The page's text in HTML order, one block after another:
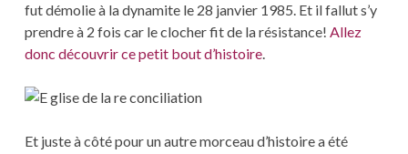
fut démolie à la dynamite le 28 janvier 1985. Et il fallut s’y
prendre à 2 fois car le clocher fit de la résistance! Allez
donc découvrir ce petit bout d’histoire.
Et juste à côté pour un autre morceau d’histoire a été